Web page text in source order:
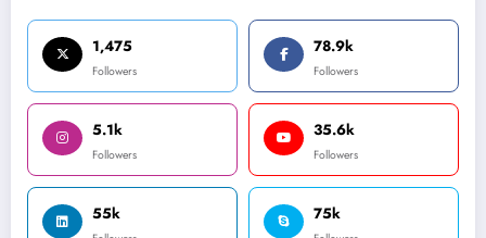
1,475
Followers
78.9k
Followers
5.1k
Followers
35.6k
Followers
55k 75k